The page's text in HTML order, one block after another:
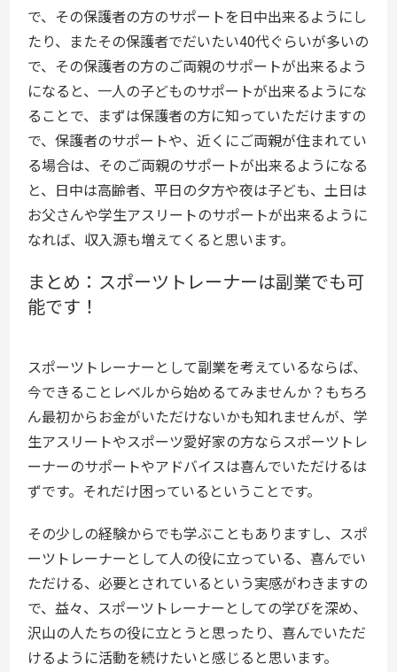
で、その保護者の方のサポートを日中出来るようにし
たり、またその保護者でだいたい40代ぐらいが多いの
で、その保護者の方のご両親のサポートが出来るよう
になると、一人の子どものサポートが出来るようにな
ることで、まずは保護者の方に知っていただけますの
で、保護者のサポートや、近くにご両親が住まれてい
る場合は、そのご両親のサポートが出来るようになる
と、日中は高齢者、平日の夕方や夜は子ども、土日は
お父さんや学生アスリートのサポートが出来るように
なれば、収入源も増えてくると思います。
まとめ：スポーツトレーナーは副業でも可
能です！
スポーツトレーナーとして副業を考えているならば、
今できることレベルから始めるてみませんか？もちろ
ん最初からお金がいただけないかも知れませんが、学
生アスリートやスポーツ愛好家の方ならスポーツトレ
ーナーのサポートやアドバイスは喜んでいただけるは
ずです。それだけ困っているということです。
その少しの経験からでも学ぶこともありますし、スポ
ーツトレーナーとして人の役に立っている、喜んでい
ただける、必要とされているという実感がわきますの
で、益々、スポーツトレーナーとしての学びを深め、
沢山の人たちの役に立とうと思ったり、喜んでいただ
けるように活動を続けたいと感じると思います。